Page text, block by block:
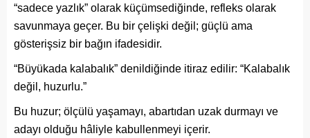
“sadece yazlık” olarak küçümsediğinde, refleks olarak
savunmaya geçer. Bu bir çelişki değil; güçlü ama
gösterişsiz bir bağın ifadesidir.
“Büyükada kalabalık” denildiğinde itiraz edilir: “Kalabalık
değil, huzurlu.”
Bu huzur; ölçülü yaşamayı, abartıdan uzak durmayı ve
adayı olduğu hâliyle kabullenmeyi içerir.